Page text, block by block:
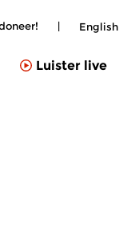
| English
Luister live